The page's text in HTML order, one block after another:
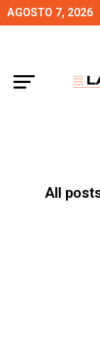
AGOSTO 7, 2026
All